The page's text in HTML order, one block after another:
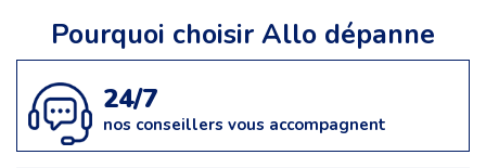
Pourquoi choisir Allo dépanne
24/7
nos conseillers vous accompagnent